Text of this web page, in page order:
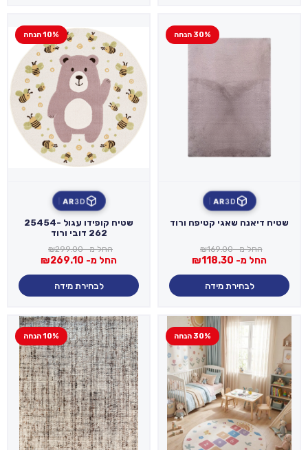
30% הנחה
3D
AR
שטיח דיאנה שאגי קטיפה ורוד
החל מ- ₪169.00
החל מ- ₪118.30
לבחירת מידה
10% הנחה
3D
AR
שטיח קופידו עגול 25454-
262 דובי ורוד
החל מ- ₪299.00
החל מ- ₪269.10
לבחירת מידה
30% הנחה 10% הנחה